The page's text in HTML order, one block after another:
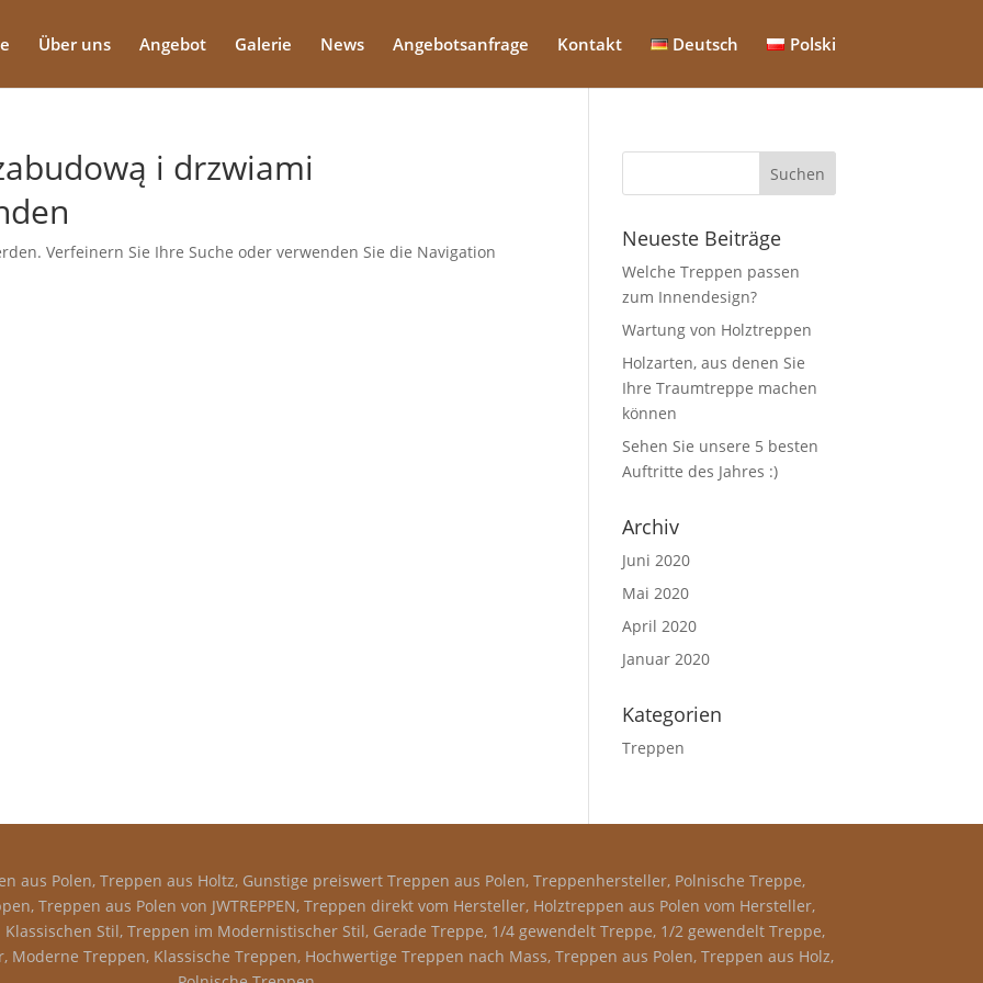
Über uns Angebot Galerie News Angebotsanfrage Kontakt Deutsch Polski
i drzwiami
Verfeinern Sie Ihre Suche oder verwenden Sie die Navigation
Neueste Beiträge
Welche Treppen passen
zum Innendesign?
Wartung von Holztreppen
Holzarten, aus denen Sie
Ihre Traumtreppe machen
können
Sehen Sie unsere 5 besten
Auftritte des Jahres :)
Archiv
Juni 2020
Mai 2020
April 2020
Januar 2020
Kategorien
Treppen
aus Polen, Treppen aus Holtz, Gunstige preiswert Treppen aus Polen, Treppenhersteller, Polnische Treppe,
Treppen aus Polen von JWTREPPEN, Treppen direkt vom Hersteller, Holztreppen aus Polen vom Hersteller,
Stil, Treppen im Modernistischer Stil, Gerade Treppe, 1/4 gewendelt Treppe, 1/2 gewendelt Treppe,
Treppen, Klassische Treppen, Hochwertige Treppen nach Mass, Treppen aus Polen, Treppen aus Holz,